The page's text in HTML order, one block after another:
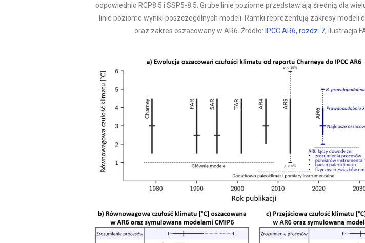
odpowiednio RCP8.5 i SSP5-8.5. Grube linie poziome przedstawiają średnią dla
linie poziome wyniki poszczególnych modeli. Ramki reprezentują zakresy modeli
oraz zakres oszacowany w AR6. Źródło: IPCC AR6, rozdz. 7, ilustracja